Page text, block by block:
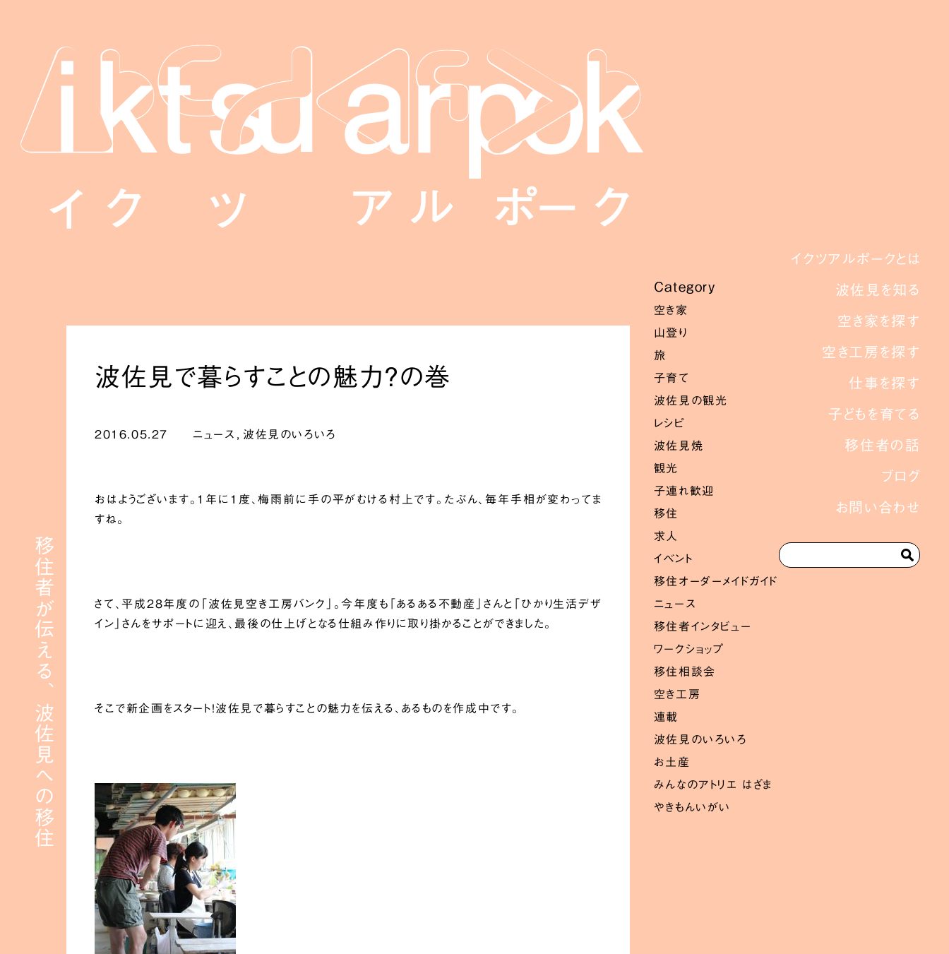
移住者が伝える、波佐見への移住
イクツアルポークとは
波佐見を知る
空き家を探す
空き工房を探す
仕事を探す
子どもを育てる
移住者の話
ブログ
お問い合わせ
Category
空き家
山登り
旅
子育て
波佐見の観光
レシピ
波佐見焼
観光
子連れ歓迎
移住
求人
イベント
移住オーダーメイドガイド
ニュース
移住者インタビュー
ワークショップ
移住相談会
空き工房
連載
波佐見のいろいろ
お土産
みんなのアトリエ はざま
やきもんいがい
波佐見で暮らすことの魅力？の巻
2016.05.27 ニュース 波佐見のいろいろ
おはようございます。１年に１度、梅雨前に手の平がむける村上です。たぶん、毎年手相が変わってま
すね。
さて、平成28年度の「波佐見空き工房バンク」。今年度も「あるある不動産」さんと「ひかり生活デザ
イン」さんをサポートに迎え、最後の仕上げとなる仕組み作りに取り掛かることができました。
そこで新企画をスタート！波佐見で暮らすことの魅力を伝える、あるものを作成中です。